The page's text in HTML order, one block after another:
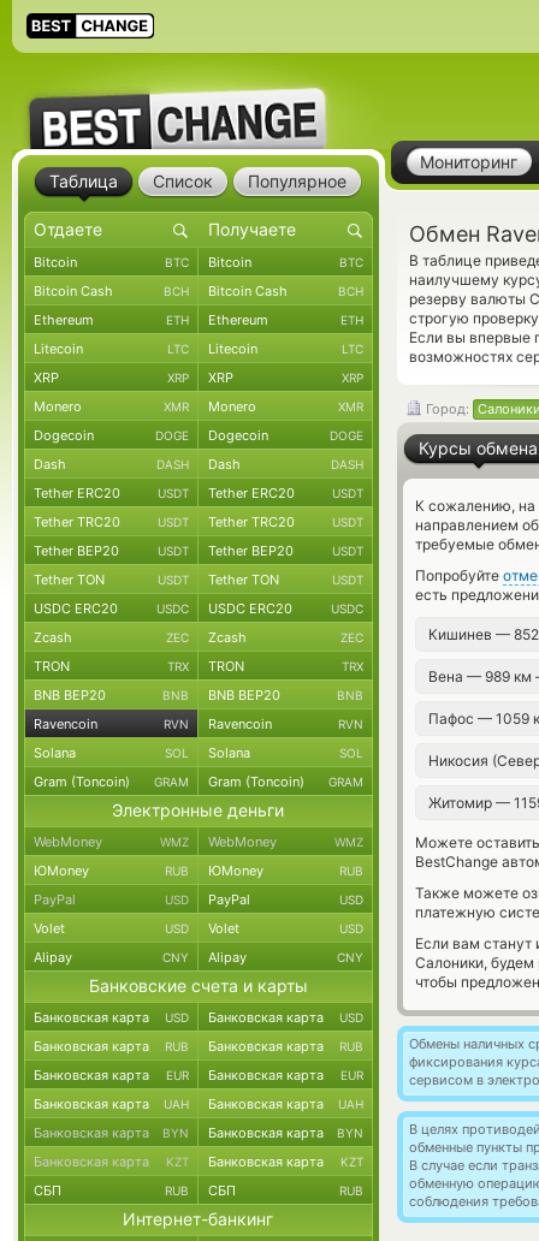
Мониторинг
Обмен
В таблице
наилучшему
резерву валюты
строгую
Если вы впервые
возможностях
Город:
Курсы обмена
К сожалению, на
направлением
требуемые
Попробуйте
есть
Кишинев —
Вена — 989
Пафос — 1059
Никосия
Житомир —
Можете
BestChange
Также можете
платежную
Если вам
Салоники,
чтобы
Обмены наличных
фиксирования
сервисом в
В целях
обменные пункты
В случае если
обменную
соблюдения
Таблица Список Популярное
Bitcoin BTC Bitcoin BTC
Bitcoin Cash BCH Bitcoin Cash BCH
Ethereum ETH Ethereum ETH
Litecoin LTC Litecoin LTC
XRP XRP XRP XRP
Monero XMR Monero XMR
Dogecoin DOGE Dogecoin DOGE
Dash DASH Dash DASH
Tether ERC20 USDT Tether ERC20 USDT
Tether TRC20 USDT Tether TRC20 USDT
Tether BEP20 USDT Tether BEP20 USDT
Tether TON USDT Tether TON USDT
USDC ERC20 USDC USDC ERC20 USDC
Zcash ZEC Zcash ZEC
TRON TRX TRON TRX
BNB BEP20 BNB BNB BEP20 BNB
Ravencoin RVN Ravencoin RVN
Solana SOL Solana SOL
Gram (Toncoin) GRAM Gram (Toncoin) GRAM
Электронные деньги
WebMoney WMZ WebMoney WMZ
ЮMoney RUB ЮMoney RUB
PayPal USD PayPal USD
Volet USD Volet USD
Alipay CNY Alipay CNY
Банковские счета и карты
Банковская карта USD Банковская карта USD
Банковская карта RUB Банковская карта RUB
Банковская карта EUR Банковская карта EUR
Банковская карта UAH Банковская карта UAH
Банковская карта BYN Банковская карта BYN
Банковская карта KZT Банковская карта KZT
СБП RUB СБП RUB
Интернет-банкинг